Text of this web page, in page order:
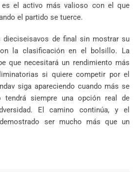
es el activo más valioso con el que
el partido se tuerce.
dieciseisavos de final sin mostrar su
la clasificación en el bolsillo. La
que necesitará un rendimiento más
si quiere competir por el
siga apareciendo cuando más se
tendrá siempre una opción real de
El camino continúa, y el
ser mucho más que un